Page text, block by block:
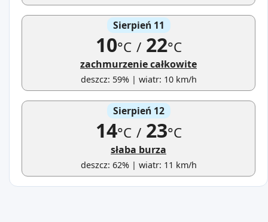
Sierpień 11
10°C /22°C
zachmurzenie całkowite
deszcz: 59% | wiatr: 10 km/h
Sierpień 12
14°C /23°C
słaba burza
deszcz: 62% | wiatr: 11 km/h